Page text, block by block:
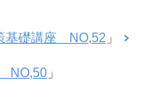
基礎講座 NO,52 」
NO,50 」